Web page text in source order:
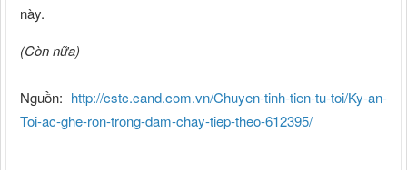
này.
(Còn nữa)
Nguồn: http://cstc.cand.com.vn/Chuyen-tinh-tien-tu-toi/Ky-an-
Toi-ac-ghe-ron-trong-dam-chay-tiep-theo-612395/